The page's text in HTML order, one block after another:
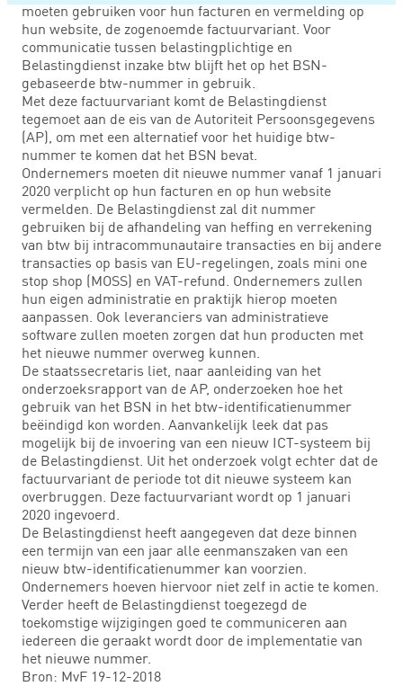
moeten gebruiken voor hun facturen en vermelding op
hun website, de zogenoemde factuurvariant. Voor
communicatie tussen belastingplichtige en
Belastingdienst inzake btw blijft het op het BSN-
gebaseerde btw-nummer in gebruik.
Met deze factuurvariant komt de Belastingdienst
tegemoet aan de eis van de Autoriteit Persoonsgegevens
(AP), om met een alternatief voor het huidige btw-
nummer te komen dat het BSN bevat.
Ondernemers moeten dit nieuwe nummer vanaf 1 januari
2020 verplicht op hun facturen en op hun website
vermelden. De Belastingdienst zal dit nummer
gebruiken bij de afhandeling van heffing en verrekening
van btw bij intracommunautaire transacties en bij andere
transacties op basis van EU-regelingen, zoals mini one
stop shop (MOSS) en VAT-refund. Ondernemers zullen
hun eigen administratie en praktijk hierop moeten
aanpassen. Ook leveranciers van administratieve
software zullen moeten zorgen dat hun producten met
het nieuwe nummer overweg kunnen.
De staatssecretaris liet, naar aanleiding van het
onderzoeksrapport van de AP, onderzoeken hoe het
gebruik van het BSN in het btw-identificatienummer
beëindigd kon worden. Aanvankelijk leek dat pas
mogelijk bij de invoering van een nieuw ICT-systeem bij
de Belastingdienst. Uit het onderzoek volgt echter dat de
factuurvariant de periode tot dit nieuwe systeem kan
overbruggen. Deze factuurvariant wordt op 1 januari
2020 ingevoerd.
De Belastingdienst heeft aangegeven dat deze binnen
een termijn van een jaar alle eenmanszaken van een
nieuw btw-identificatienummer kan voorzien.
Ondernemers hoeven hiervoor niet zelf in actie te komen.
Verder heeft de Belastingdienst toegezegd de
toekomstige wijzigingen goed te communiceren aan
iedereen die geraakt wordt door de implementatie van
het nieuwe nummer.
Bron: MvF 19-12-2018